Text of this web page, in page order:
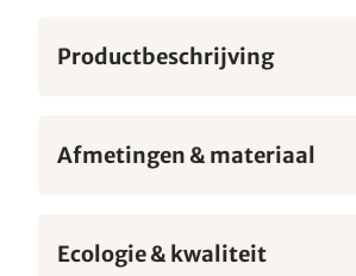
Productbeschrijving
Afmetingen & materiaal
Ecologie & kwaliteit